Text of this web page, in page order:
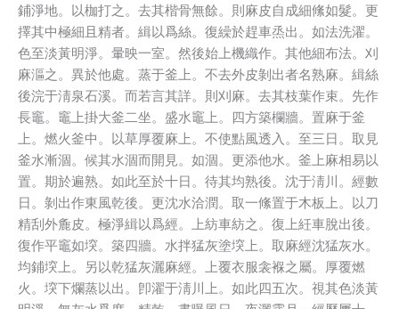
鋪淨地。以枷打之。去其楷骨無餘。則麻皮自成細絛如髮。更
擇其中極細且精者。緝以爲絲。復繰於趕車烝出。如法洗濯。
色至淡黃明淨。暈映一室。然後始上機織作。其他細布法。刈
麻漚之。異於他處。蒸于釜上。不去外皮剝出者名熟麻。緝絲
後浣于淸泉石溪。而若言其詳。則刈麻。去其枝葉作束。先作
長竈。竈上掛大釜二坐。盛水竈上。四方築欄牆。置麻于釜
上。燃火釜中。以草厚覆麻上。不使點風透入。至三日。取見
釜水漸涸。候其水涸而開見。如涸。更添他水。釜上麻相易以
置。期於遍熟。如此至於十日。待其均熟後。沈于淸川。經數
日。剝出作東風乾後。更沈水洽潤。取一絛置于木板上。以刀
精刮外麁皮。極淨緝以爲經。上紡車紡之。復上紝車脫出後。
復作平竈如堗。築四牆。水拌猛灰塗堗上。取麻經沈猛灰水。
均鋪堗上。另以乾猛灰灑麻經。上覆衣服衾褓之屬。厚覆燃
火。堗下爛蒸以出。卽濯于淸川上。如此四五次。視其色淡黃